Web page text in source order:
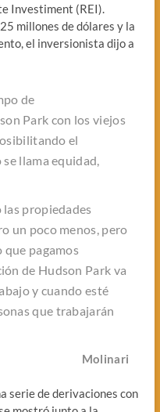
Investiment (REI).
millones de dólares y la
el inversionista dijo a
de
Park con los viejos
el
llama equidad,
las propiedades
un poco menos, pero
que pagamos
de Hudson Park va
y cuando esté
que trabajarán
Molinari
serie de derivaciones con